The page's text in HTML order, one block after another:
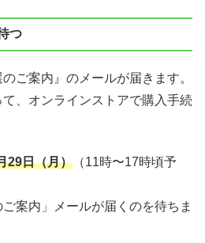
つ
ご案内』のメールが届きます。
、オンラインストアで購入手続
29日（月） （11時〜17時頃予
案内」メールが届くのを待ちま